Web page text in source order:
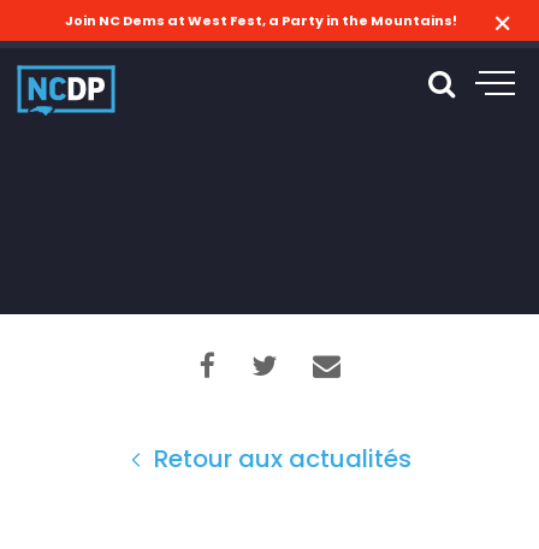
Join NC Dems at West Fest, a Party in the Mountains!
Retour aux actualités